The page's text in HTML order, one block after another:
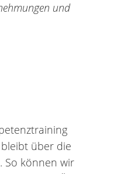
und
über die
So können wir